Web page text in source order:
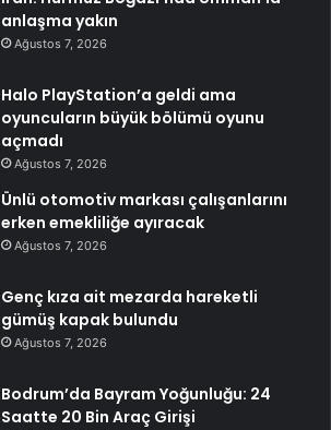
anlaşma yakın
Ağustos 7, 2026
Halo PlayStation’a geldi ama
oyuncuların büyük bölümü oyunu
açmadı
Ağustos 7, 2026
Ünlü otomotiv markası çalışanlarını
erken emekliliğe ayıracak
Ağustos 7, 2026
Genç kıza ait mezarda hareketli
gümüş kapak bulundu
Ağustos 7, 2026
Bodrum’da Bayram Yoğunluğu: 24
Saatte 20 Bin Araç Girişi